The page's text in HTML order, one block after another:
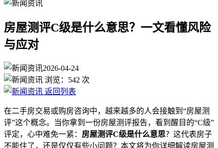
房屋测评C级是什么意思？一文看懂风险
与应对
2026-04-24
浏览： 542 次
返回列表
在二手房交易或购房咨询中，越来越多的人会接触到“房屋测
评”这个概念。当你拿到一份房屋测评报告，看到醒目的“C级”
评定，心中难免一紧： 房屋测评C级是什么意思？这代表房子
不能住了，还是仅仅有些小问题？本文将为你详细解读房屋测